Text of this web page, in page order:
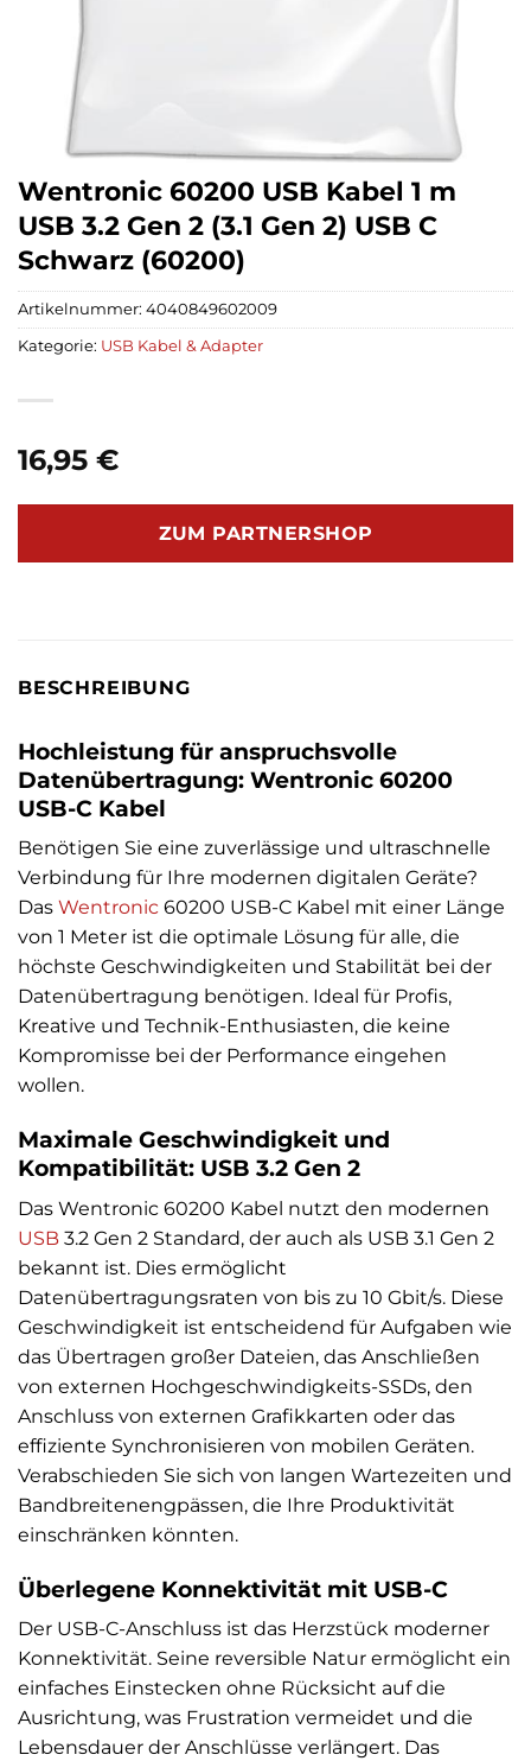
Wentronic 60200 USB Kabel 1 m
USB 3.2 Gen 2 (3.1 Gen 2) USB C
Schwarz (60200)
16,95 €
ZUM PARTNERSHOP
Artikelnummer: 4040849602009
Kategorie: USB Kabel & Adapter
BESCHREIBUNG
Hochleistung für anspruchsvolle
Datenübertragung: Wentronic 60200
USB-C Kabel
Benötigen Sie eine zuverlässige und ultraschnelle
Verbindung für Ihre modernen digitalen Geräte?
Das Wentronic 60200 USB-C Kabel mit einer Länge
von 1 Meter ist die optimale Lösung für alle, die
höchste Geschwindigkeiten und Stabilität bei der
Datenübertragung benötigen. Ideal für Profis,
Kreative und Technik-Enthusiasten, die keine
Kompromisse bei der Performance eingehen
wollen.
Maximale Geschwindigkeit und
Kompatibilität: USB 3.2 Gen 2
Das Wentronic 60200 Kabel nutzt den modernen
USB 3.2 Gen 2 Standard, der auch als USB 3.1 Gen 2
bekannt ist. Dies ermöglicht
Datenübertragungsraten von bis zu 10 Gbit/s. Diese
Geschwindigkeit ist entscheidend für Aufgaben wie
das Übertragen großer Dateien, das Anschließen
von externen Hochgeschwindigkeits-SSDs, den
Anschluss von externen Grafikkarten oder das
effiziente Synchronisieren von mobilen Geräten.
Verabschieden Sie sich von langen Wartezeiten und
Bandbreitenengpässen, die Ihre Produktivität
einschränken könnten.
Überlegene Konnektivität mit USB-C
Der USB-C-Anschluss ist das Herzstück moderner
Konnektivität. Seine reversible Natur ermöglicht ein
einfaches Einstecken ohne Rücksicht auf die
Ausrichtung, was Frustration vermeidet und die
Lebensdauer der Anschlüsse verlängert. Das